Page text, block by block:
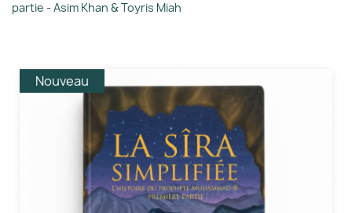
partie - Asim Khan & Toyris Miah
Nouveau